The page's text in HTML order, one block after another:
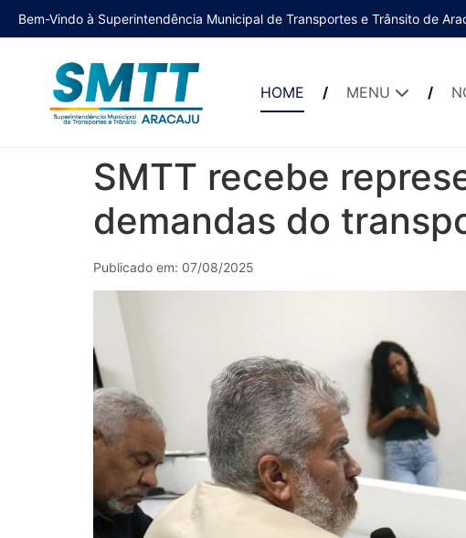
Bem-Vindo à Superintendência Municipal de Transportes e Trânsito de
HOME MENU
SMTT recebe
demandas do
Publicado em: 07/08/2025